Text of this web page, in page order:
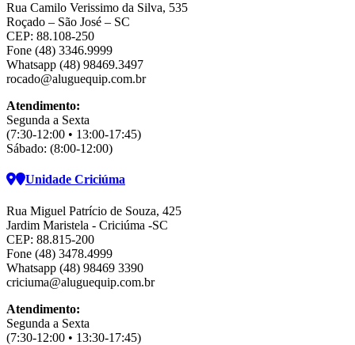
Rua Camilo Verissimo da Silva, 535
Roçado – São José – SC
CEP: 88.108-250
Fone (48) 3346.9999
Whatsapp (48) 98469.3497
rocado@aluguequip.com.br
Atendimento:
Segunda a Sexta
(7:30-12:00 • 13:00-17:45)
Sábado: (8:00-12:00)
Unidade Criciúma
Rua Miguel Patrício de Souza, 425
Jardim Maristela - Criciúma -SC
CEP: 88.815-200
Fone (48) 3478.4999
Whatsapp (48) 98469 3390
criciuma@aluguequip.com.br
Atendimento:
Segunda a Sexta
(7:30-12:00 • 13:30-17:45)